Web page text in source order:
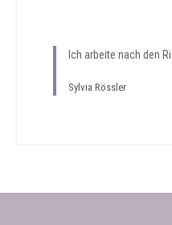
Ich arbeite nach den
Sylvia Rössler